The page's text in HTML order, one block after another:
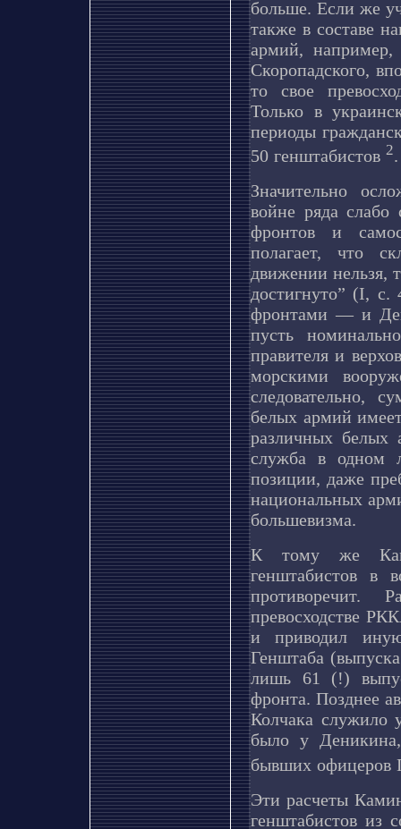
больше. Если же
также в составе
армий,
Скоропадского,
то свое
Только в
периоды
50 генштабистов 2.
Значительно
войне ряда слабо
фронтов и
полагает, что
движении нельзя,
достигнуто” (I,
фронтами — и
пусть
правителя и
морскими
следовательно,
белых армий
различных белых
служба в одном
позиции, даже
национальных
большевизма.
К тому же
генштабистов в
противоречит.
превосходстве
и приводил
Генштаба
лишь 61 (!)
фронта. Позднее
Колчака служило
было у
бывших офицеров
Эти расчеты
генштабистов из